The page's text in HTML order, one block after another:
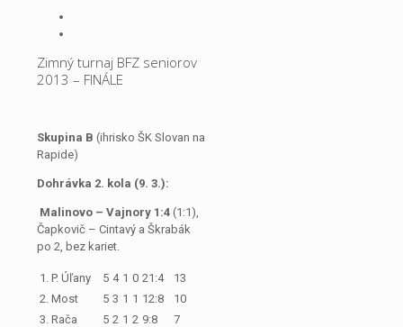
Zimný turnaj BFZ seniorov
2013 – FINÁLE
Skupina B (ihrisko ŠK Slovan na
Rapide)
Dohrávka 2. kola (9. 3.):
Malinovo – Vajnory 1:4 (1:1),
Čapkovič – Cintavý a Škrabák
po 2, bez kariet.
1. P. Úľany 5 4 1 0 21:4
13
2. Most
5 3 1 1 12:8
10
3. Rača
5 2 1 2 9:8
7